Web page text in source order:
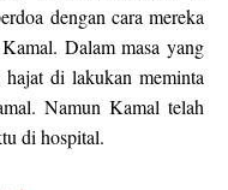
dengan cara mereka
Dalam masa yang
hajat di lakukan meminta
Namun Kamal telah
di hospital.